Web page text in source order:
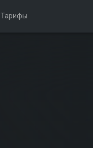
Тарифы